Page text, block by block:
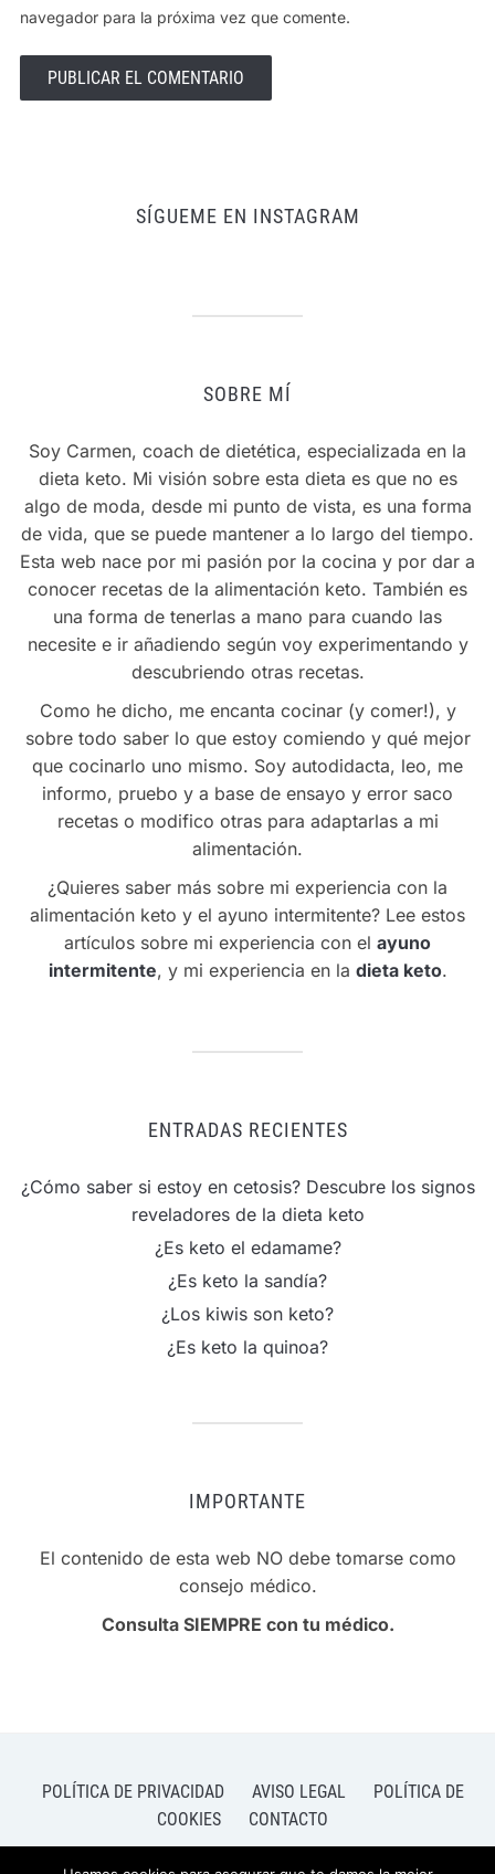
navegador para la próxima vez que comente.
SÍGUEME EN INSTAGRAM
SOBRE MÍ
Soy Carmen, coach de dietética, especializada en la
dieta keto. Mi visión sobre esta dieta es que no es
algo de moda, desde mi punto de vista, es una forma
de vida, que se puede mantener a lo largo del tiempo.
Esta web nace por mi pasión por la cocina y por dar a
conocer recetas de la alimentación keto. También es
una forma de tenerlas a mano para cuando las
necesite e ir añadiendo según voy experimentando y
descubriendo otras recetas.
Como he dicho, me encanta cocinar (y comer!), y
sobre todo saber lo que estoy comiendo y qué mejor
que cocinarlo uno mismo. Soy autodidacta, leo, me
informo, pruebo y a base de ensayo y error saco
recetas o modifico otras para adaptarlas a mi
alimentación.
¿Quieres saber más sobre mi experiencia con la
alimentación keto y el ayuno intermitente? Lee estos
artículos sobre mi experiencia con el ayuno
intermitente, y mi experiencia en la dieta keto.
ENTRADAS RECIENTES
¿Cómo saber si estoy en cetosis? Descubre los signos
reveladores de la dieta keto
¿Es keto el edamame?
¿Es keto la sandía?
¿Los kiwis son keto?
¿Es keto la quinoa?
IMPORTANTE
El contenido de esta web NO debe tomarse como
consejo médico.
Consulta SIEMPRE con tu médico.
POLÍTICA DE PRIVACIDAD AVISO LEGAL
POLÍTICA DE
COOKIES
CONTACTO